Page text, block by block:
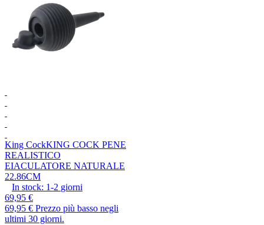
King CockKING COCK PENE
REALISTICO
EIACULATORE NATURALE
22.86CM
In stock: 1-2 giorni
69,95 €
69,95 € Prezzo più basso negli
ultimi 30 giorni.